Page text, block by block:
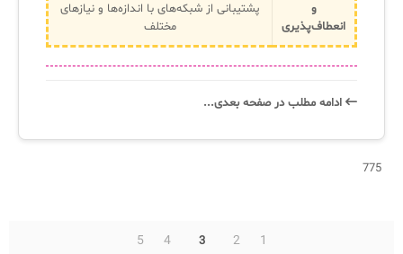
و
انعطاف‌پذیری
پشتیبانی از شبکه‌های با اندازه‌ها و نیازهای
مختلف
ادامه‌ مطلب در صفحه‌ بعدی...
775
1
2
3
4
5